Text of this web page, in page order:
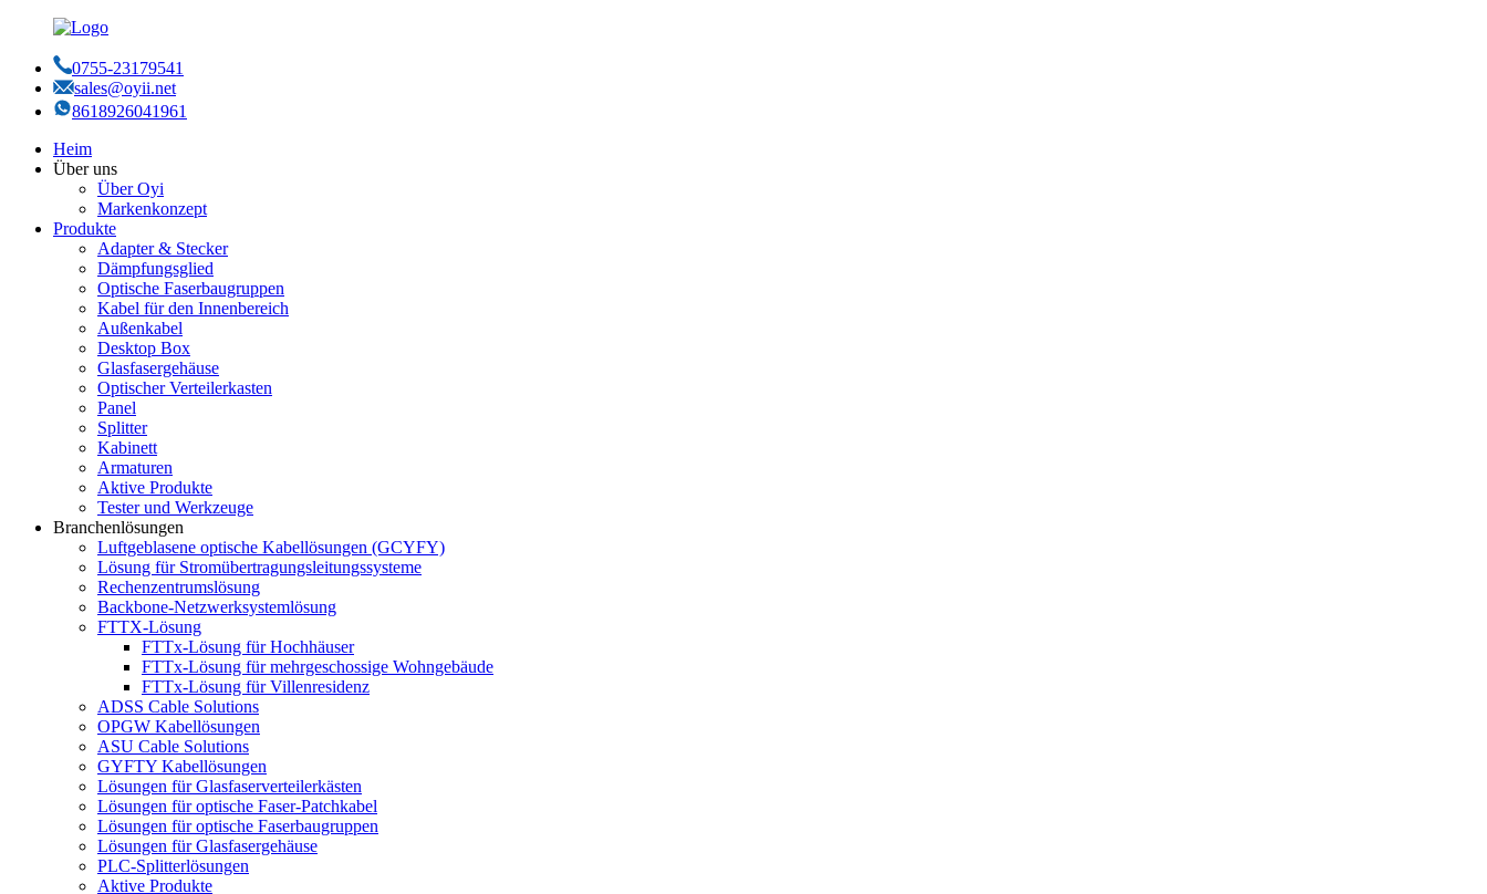
0755-23179541
sales@oyii.net
8618926041961
Heim
Über uns
Über Oyi
Markenkonzept
Produkte
Adapter & Stecker
Dämpfungsglied
Optische Faserbaugruppen
Kabel für den Innenbereich
Außenkabel
Desktop Box
Glasfasergehäuse
Optischer Verteilerkasten
Panel
Splitter
Kabinett
Armaturen
Aktive Produkte
Tester und Werkzeuge
Branchenlösungen
Luftgeblasene optische Kabellösungen (GCYFY)
Lösung für Stromübertragungsleitungssysteme
Rechenzentrumslösung
Backbone-Netzwerksystemlösung
FTTX-Lösung
FTTx-Lösung für Hochhäuser
FTTx-Lösung für mehrgeschossige Wohngebäude
FTTx-Lösung für Villenresidenz
ADSS Cable Solutions
OPGW Kabellösungen
ASU Cable Solutions
GYFTY Kabellösungen
Lösungen für Glasfaserverteilerkästen
Lösungen für optische Faser-Patchkabel
Lösungen für optische Faserbaugruppen
Lösungen für Glasfasergehäuse
PLC-Splitterlösungen
Aktive Produkte